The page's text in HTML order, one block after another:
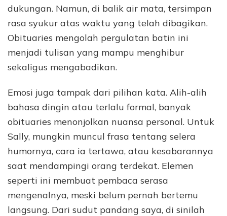
dukungan. Namun, di balik air mata, tersimpan
rasa syukur atas waktu yang telah dibagikan.
Obituaries mengolah pergulatan batin ini
menjadi tulisan yang mampu menghibur
sekaligus mengabadikan.
Emosi juga tampak dari pilihan kata. Alih-alih
bahasa dingin atau terlalu formal, banyak
obituaries menonjolkan nuansa personal. Untuk
Sally, mungkin muncul frasa tentang selera
humornya, cara ia tertawa, atau kesabarannya
saat mendampingi orang terdekat. Elemen
seperti ini membuat pembaca serasa
mengenalnya, meski belum pernah bertemu
langsung. Dari sudut pandang saya, di sinilah